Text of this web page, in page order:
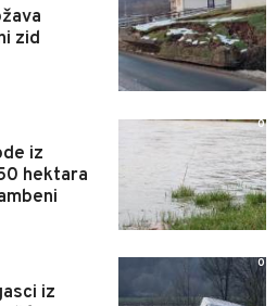
zid
iz
hektara
0
iz
0